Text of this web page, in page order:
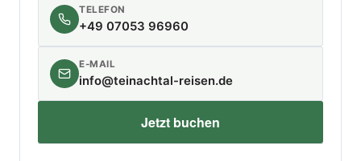
TELEFON
+49 07053 96960
E-MAIL
info@teinachtal-reisen.de
Jetzt buchen